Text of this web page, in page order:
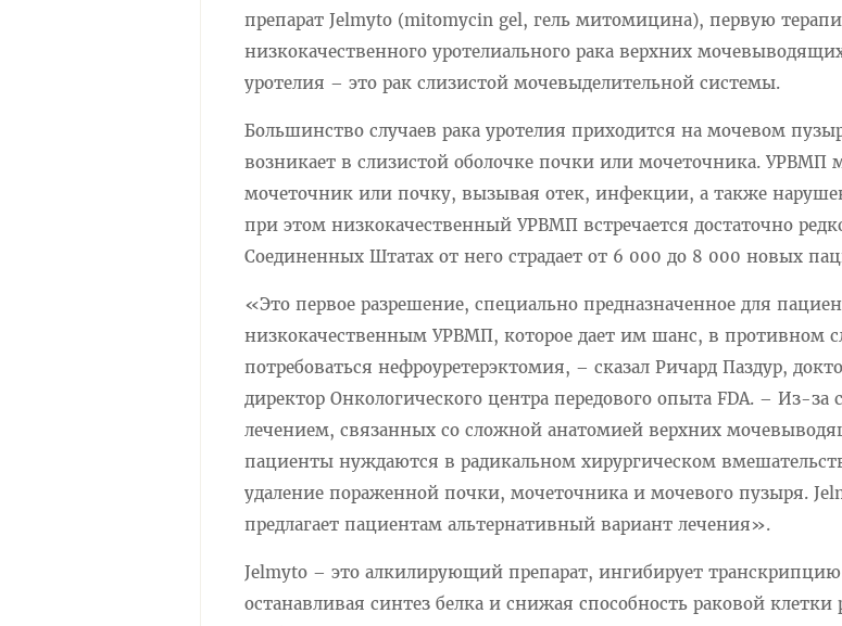
препарат Jelmyto (mitomycin gel, гель митомицина), первую
низкокачественного уротелиального рака верхних
уротелия – это рак слизистой мочевыделительной системы.
Большинство случаев рака уротелия приходится на мочевом
возникает в слизистой оболочке почки или мочеточника. УРВМП
мочеточник или почку, вызывая отек, инфекции, а также
при этом низкокачественный УРВМП встречается достаточно
Соединенных Штатах от него страдает от 6 000 до 8 000 новых
«Это первое разрешение, специально предназначенное для
низкокачественным УРВМП, которое дает им шанс, в противном
потребоваться нефроуретерэктомия, – сказал Ричард Паздур,
директор Онкологического центра передового опыта FDA. – Из-за
лечением, связанных со сложной анатомией верхних
пациенты нуждаются в радикальном хирургическом
удаление пораженной почки, мочеточника и мочевого пузыря.
предлагает пациентам альтернативный вариант лечения».
Jelmyto – это алкилирующий препарат, ингибирует
останавливая синтез белка и снижая способность раковой клетки